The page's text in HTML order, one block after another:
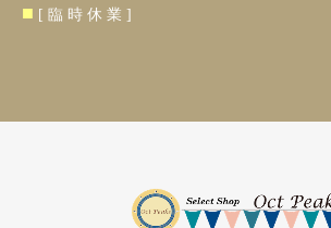
■ [ 臨 時 休 業 ]